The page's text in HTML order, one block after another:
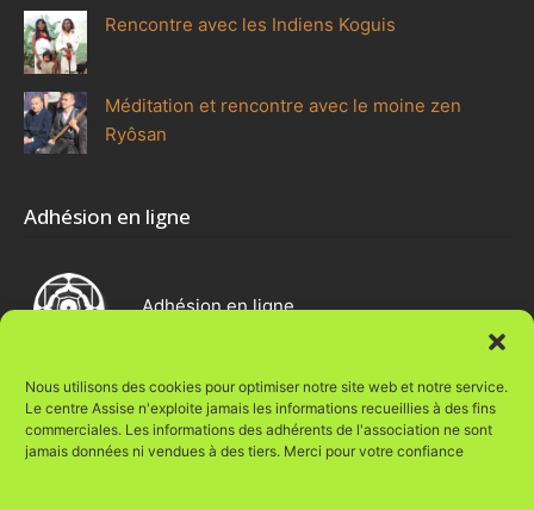
Nous utilisons des cookies pour optimiser notre site web et notre service.
Le centre Assise n'exploite jamais les informations recueillies à des fins
commerciales. Les informations des adhérents de l'association ne sont
jamais données ni vendues à des tiers. Merci pour votre confiance
Rencontre avec les Indiens Koguis
Méditation et rencontre avec le moine zen
Ryôsan
Adhésion en ligne
Adhésion en ligne
Une réalisation Vie Digit@le